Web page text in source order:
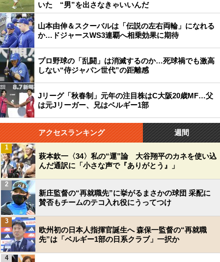
いた “男”を出さなきゃいいんだ
山本由伸＆スクーバルは「伝説の左右両輪」になれる
か…ドジャースWS3連覇へ相乗効果に期待
プロ野球の「乱闘」は消滅するのか…死球禍でも激高
しない“侍ジャパン世代”の距離感
Jリーグ「秋春制」元年の注目株はC大阪20歳MF…父
は元Jリーガー、兄はベルギー1部
アクセスランキング 週間
萩本欽一〈34〉私の“運”論 大谷翔平のカネを使い込
んだ通訳に「小さな声で『ありがとう』」
1
新庄監督の“再就職先”に挙がるまさかの球団 采配に
賛否もチームのテコ入れ役にうってつけ
2
欧州初の日本人指揮官誕生へ 森保一監督の“再就職
先”は「ベルギー1部の日系クラブ」一択か
3
4